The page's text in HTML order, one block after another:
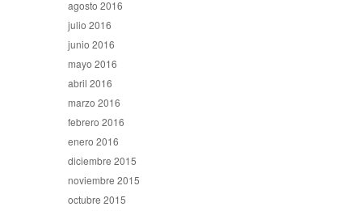
agosto 2016
julio 2016
junio 2016
mayo 2016
abril 2016
marzo 2016
febrero 2016
enero 2016
diciembre 2015
noviembre 2015
octubre 2015